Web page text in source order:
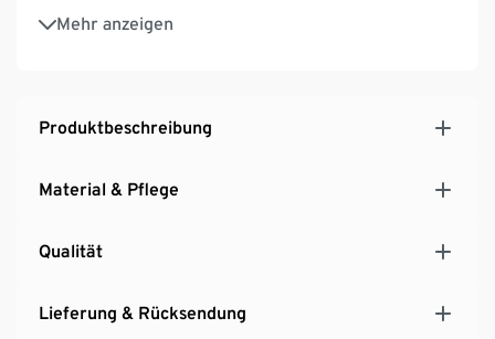
Mehr anzeigen
Bei 60 °C waschbar
Produktbeschreibung
Material & Pflege
Qualität
Lieferung & Rücksendung